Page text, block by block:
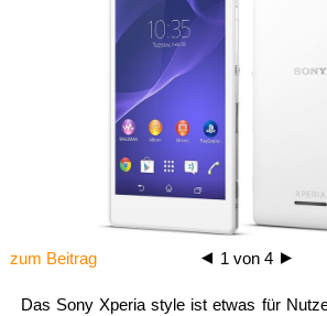
zum Beitrag 1 von4
Das Sony Xperia style ist etwas für